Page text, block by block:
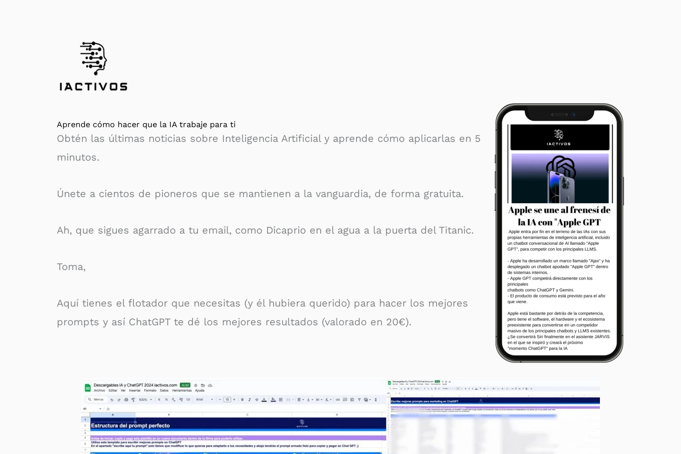
Aprende cómo hacer que la IA trabaje para ti
Obtén las últimas noticias sobre Inteligencia Artificial y aprende cómo aplicarlas en 5
minutos.
Únete a cientos de pioneros que se mantienen a la vanguardia, de forma gratuita.
Ah, que sigues agarrado a tu email, como Dicaprio en el agua a la puerta del Titanic.
Toma,
Aquí tienes el flotador que necesitas (y él hubiera querido) para hacer los mejores
prompts y así ChatGPT te dé los mejores resultados (valorado en 20€).